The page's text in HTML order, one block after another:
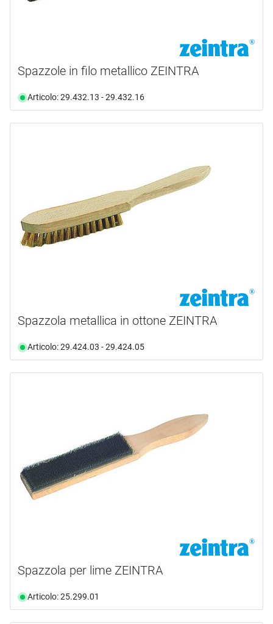
Spazzole in filo metallico ZEINTRA
Articolo: 29.432.13 - 29.432.16
Spazzola metallica in ottone ZEINTRA
Articolo: 29.424.03 - 29.424.05
Spazzola per lime ZEINTRA
Articolo: 25.299.01